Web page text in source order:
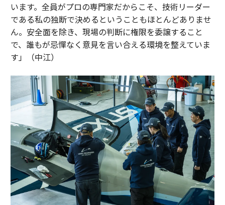
います。全員がプロの専門家だからこそ、技術リーダー
である私の独断で決めるということもほとんどありませ
ん。安全面を除き、現場の判断に権限を委譲すること
で、誰もが忌憚なく意見を言い合える環境を整えていま
す」（中江）